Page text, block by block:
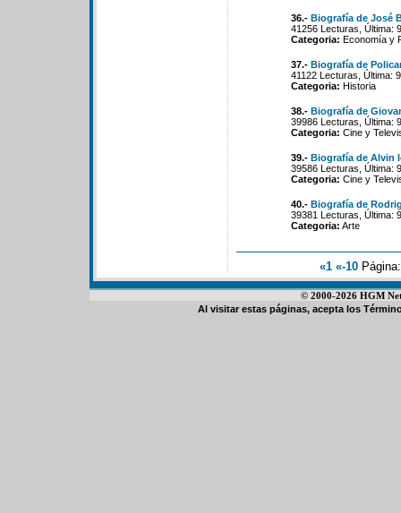
36.- Biografía de José
41256 Lecturas, Última:
Categoria: Economía y
37.- Biografía de
41122 Lecturas, Última:
Categoria: Historia
38.- Biografía de
39986 Lecturas, Última:
Categoria: Cine y
39.- Biografía de Alvin
39586 Lecturas, Última:
Categoria: Cine y
40.- Biografía de
39381 Lecturas, Última:
Categoria: Arte
«1 «-10
© 2000-2026 HGM
Al visitar estas páginas, acepta los